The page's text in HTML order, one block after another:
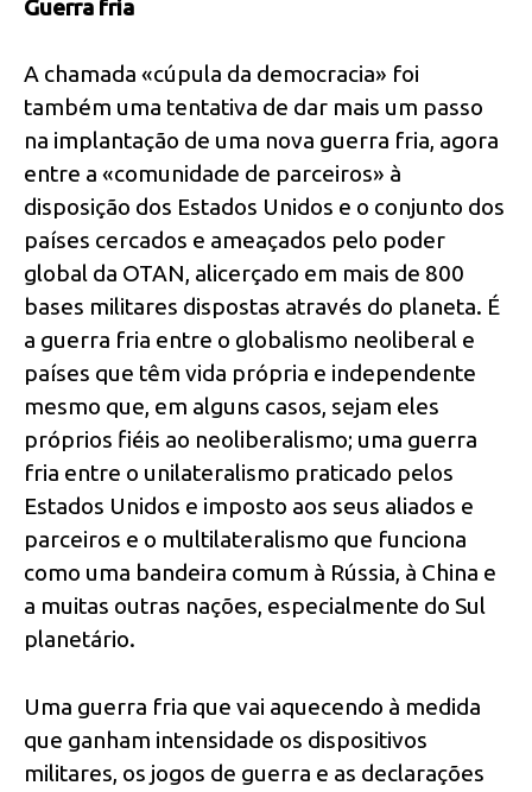
Guerra fria
A chamada «cúpula da democracia» foi
também uma tentativa de dar mais um passo
na implantação de uma nova guerra fria, agora
entre a «comunidade de parceiros» à
disposição dos Estados Unidos e o conjunto dos
países cercados e ameaçados pelo poder
global da OTAN, alicerçado em mais de 800
bases militares dispostas através do planeta. É
a guerra fria entre o globalismo neoliberal e
países que têm vida própria e independente
mesmo que, em alguns casos, sejam eles
próprios fiéis ao neoliberalismo; uma guerra
fria entre o unilateralismo praticado pelos
Estados Unidos e imposto aos seus aliados e
parceiros e o multilateralismo que funciona
como uma bandeira comum à Rússia, à China e
a muitas outras nações, especialmente do Sul
planetário.
Uma guerra fria que vai aquecendo à medida
que ganham intensidade os dispositivos
militares, os jogos de guerra e as declarações